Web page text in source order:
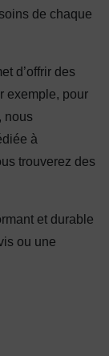
de chaque
d’offrir des
exemple, pour
nous
à
trouverez des
et durable
ou une